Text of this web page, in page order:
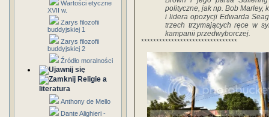
Wartości etyczne
XVII w.
Zarys filozofii
buddyjskiej 1
Zarys filozofii
buddyjskiej 2
Źródło moralności
Religie a
literatura
Anthony de Mello
Dante Alighieri -
polityczne, jak np. Bob Marley,
i lidera opozycji Edwarda
trzech trzymających ręce w
kampanii przedwyborczej.
********************************